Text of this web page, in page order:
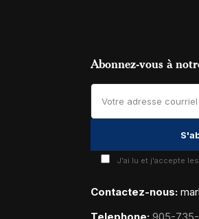
Abonnez-vous à
J'ai lu et j'accepte les
Contactez-nous:
Telephone: 905-